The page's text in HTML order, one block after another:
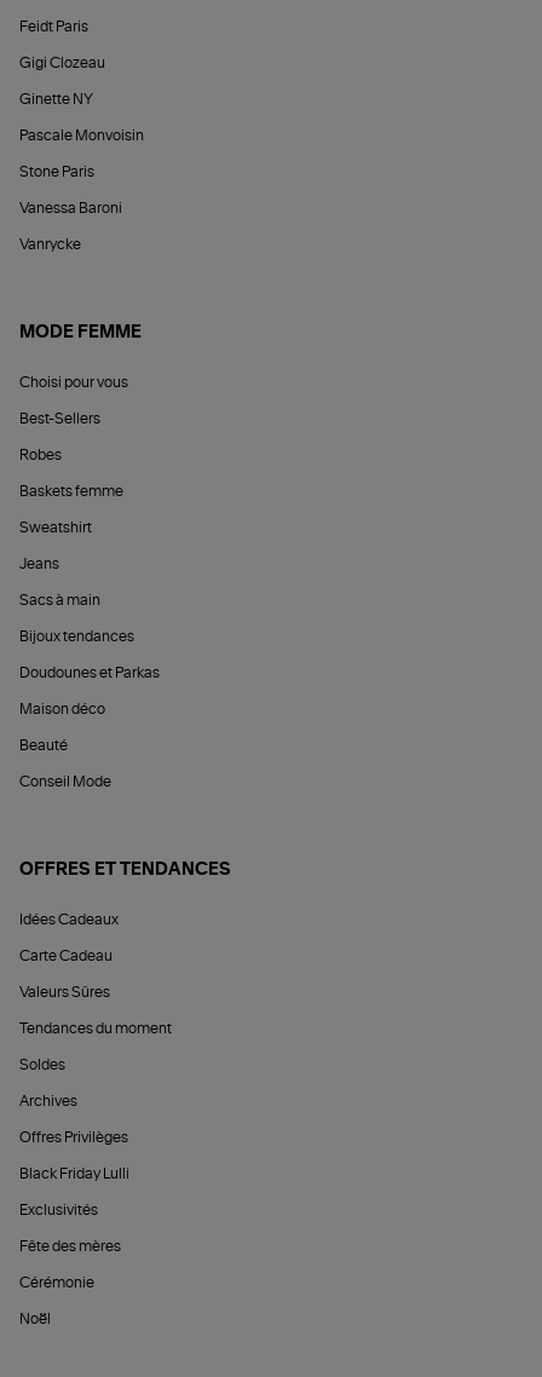
Feidt Paris
Gigi Clozeau
Ginette NY
Pascale Monvoisin
Stone Paris
Vanessa Baroni
Vanrycke
MODE FEMME
Choisi pour vous
Best-Sellers
Robes
Baskets femme
Sweatshirt
Jeans
Sacs à main
Bijoux tendances
Doudounes et Parkas
Maison déco
Beauté
Conseil Mode
OFFRES ET TENDANCES
Idées Cadeaux
Carte Cadeau
Valeurs Sûres
Tendances du moment
Soldes
Archives
Offres Privilèges
Black Friday Lulli
Exclusivités
Fête des mères
Cérémonie
Noël